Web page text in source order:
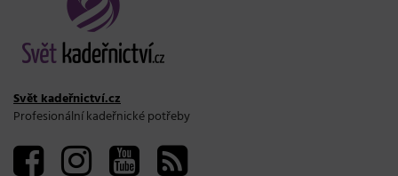
Svět kadeřnictví.cz
Profesionální kadeřnické potřeby